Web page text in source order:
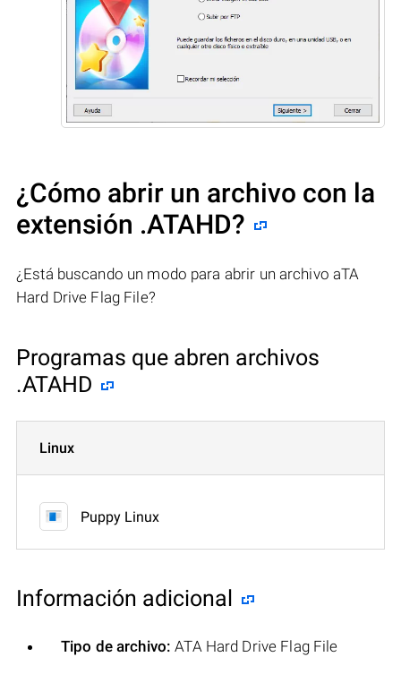
¿Cómo abrir un archivo con la
extensión .ATAHD?
¿Está buscando un modo para abrir un archivo aTA
Hard Drive Flag File?
Programas que abren archivos
.ATAHD
Linux
Puppy Linux
Información adicional
Tipo de archivo: ATA Hard Drive Flag File